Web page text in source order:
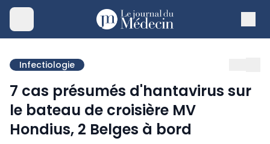
Infectiologie
7 cas présumés d'hantavirus sur
le bateau de croisière MV
Hondius, 2 Belges à bord